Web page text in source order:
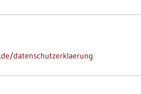
datenschutzerklaerung